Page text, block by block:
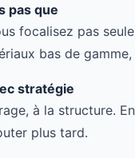
pas que
focalisez pas
bas de
stratégie
à la structure.
plus tard.